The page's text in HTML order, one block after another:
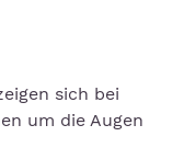
sich bei
um die Augen